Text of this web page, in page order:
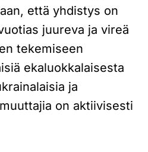
että yhdistys on
juureva ja vireä
tekemiseen
ekaluokkalaisesta
ja
on aktiivisesti